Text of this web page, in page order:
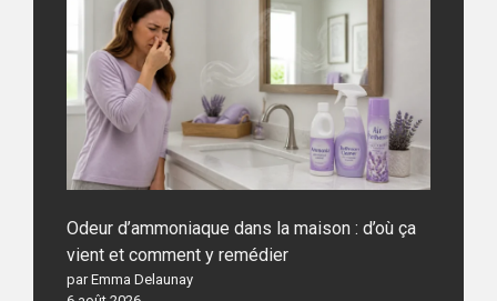
Odeur d’ammoniaque dans la maison : d’où ça
vient et comment y remédier
par Emma Delaunay